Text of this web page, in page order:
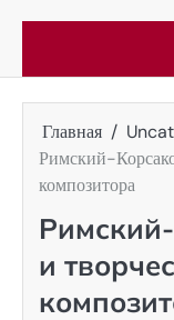
Главная
Римский-
композитора
и